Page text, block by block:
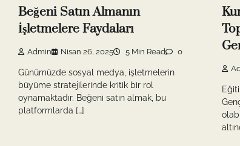
Beğeni Satın Almanın
İşletmelere Faydaları
Admin Nisan 26, 2025 5 Min Read 0
Günümüzde sosyal medya, işletmelerin
büyüme stratejilerinde kritik bir rol
oynamaktadır. Beğeni satın almak, bu
platformlarda […]